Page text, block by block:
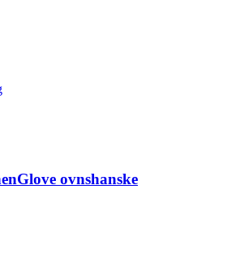
ovnshanske